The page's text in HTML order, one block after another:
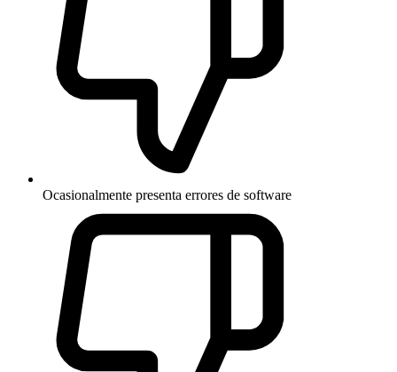
Ocasionalmente presenta errores de software